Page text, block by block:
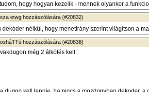
hogy hogyan kezelik - mennek olyankor a
etwg hozzászólására (#20832)
nélkül, hogy menetirány szerint világítson a
hozzászólására (#20838)
még 2 átkötés kell: